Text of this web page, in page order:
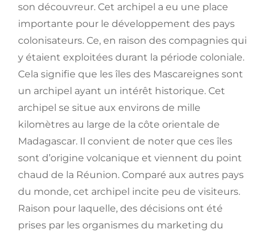
son découvreur. Cet archipel a eu une place
importante pour le développement des pays
colonisateurs. Ce, en raison des compagnies qui
y étaient exploitées durant la période coloniale.
Cela signifie que les îles des Mascareignes sont
un archipel ayant un intérêt historique. Cet
archipel se situe aux environs de mille
kilomètres au large de la côte orientale de
Madagascar. Il convient de noter que ces îles
sont d’origine volcanique et viennent du point
chaud de la Réunion. Comparé aux autres pays
du monde, cet archipel incite peu de visiteurs.
Raison pour laquelle, des décisions ont été
prises par les organismes du marketing du